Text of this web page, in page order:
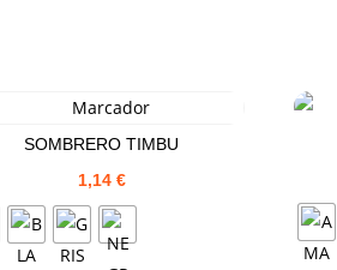
SOMBRERO TIMBU
1,14 €